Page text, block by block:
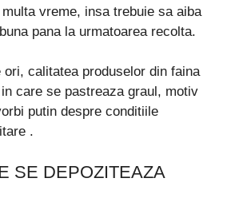
vreme, insa trebuie sa aiba
pana la urmatoarea recolta.
ori, calitatea produselor din faina
care se pastreaza graul, motiv
putin despre conditiile
.
SE DEPOZITEAZA